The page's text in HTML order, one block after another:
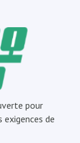
pour
de